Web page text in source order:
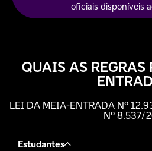
oficiais disponíveis
QUAIS AS
LEI DA MEIA-ENTRADA Nº
Nº 8.537/
Estudantes